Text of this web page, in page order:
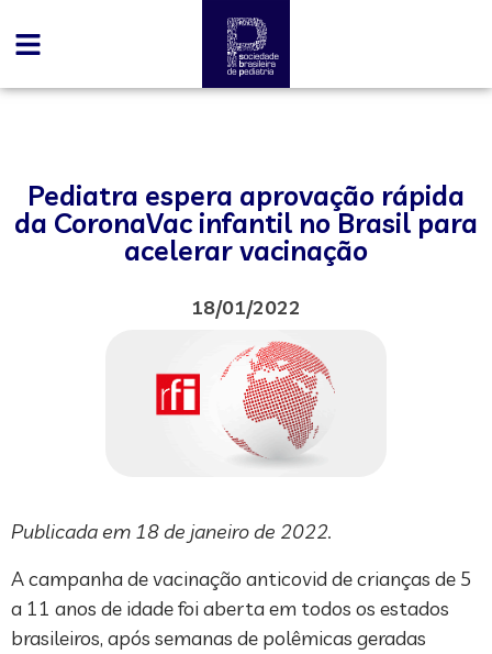
Pediatra espera aprovação rápida
da CoronaVac infantil no Brasil para
acelerar vacinação
18/01/2022
Publicada em 18 de janeiro de 2022.
A campanha de vacinação anticovid de crianças de 5
a 11 anos de idade foi aberta em todos os estados
brasileiros, após semanas de polêmicas geradas